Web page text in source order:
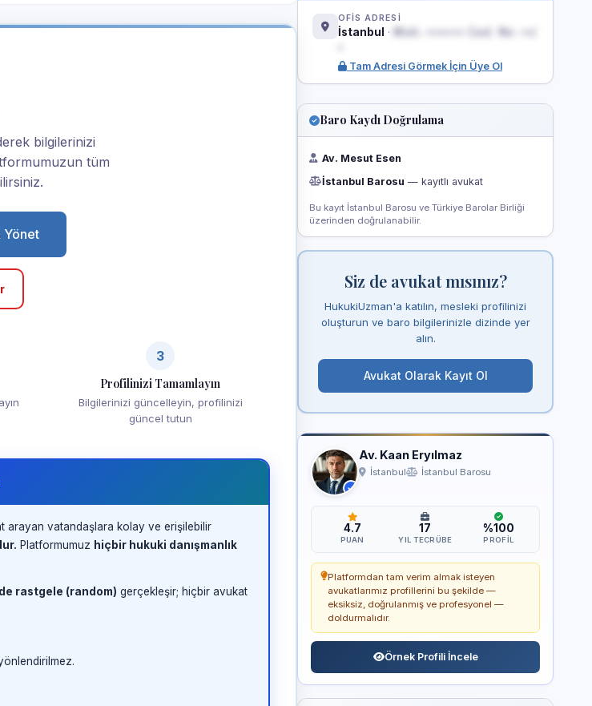
bilgilerinizi
tüm
Yönet
3
Profilinizi Tamamlayın
Bilgilerinizi güncelleyin, profilinizi
güncel tutun
arayan vatandaşlara kolay ve erişilebilir
Platformumuz hiçbir hukuki danışmanlık
rastgele (random) gerçekleşir; hiçbir avukat
OFİS ADRESİ
İstanbul ·
Mah. ••••••• Cad. No: ••/
Tam Adresi Görmek İçin Üye Ol
Baro Kaydı Doğrulama
Av. Mesut Esen
İstanbul Barosu — kayıtlı avukat
Bu kayıt İstanbul Barosu ve Türkiye Barolar Birliği
üzerinden doğrulanabilir.
Siz de avukat mısınız?
HukukiUzman'a katılın, mesleki profilinizi
oluşturun ve baro bilgilerinizle dizinde yer
alın.
Avukat Olarak Kayıt Ol
Av. Kaan Eryılmaz
İstanbul İstanbul Barosu
4.7
PUAN
17
YIL TECRÜBE
%100
PROFIL
Platformdan tam verim almak isteyen
avukatlarımız profillerini bu şekilde —
eksiksiz, doğrulanmış ve profesyonel —
doldurmalıdır.
Örnek Profili İncele